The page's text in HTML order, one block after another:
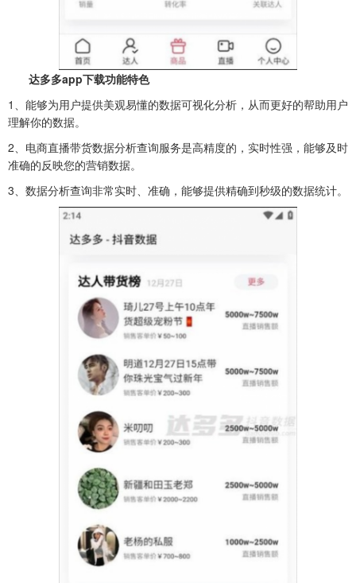
达多多app下载功能特色
1、能够为用户提供美观易懂的数据可视化分析，从而更好的帮助用户
理解你的数据。
2、电商直播带货数据分析查询服务是高精度的，实时性强，能够及时
准确的反映您的营销数据。
3、数据分析查询非常实时、准确，能够提供精确到秒级的数据统计。